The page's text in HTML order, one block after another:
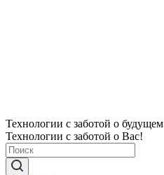
Технологии с заботой о будущем
Технологии с заботой о Вас!